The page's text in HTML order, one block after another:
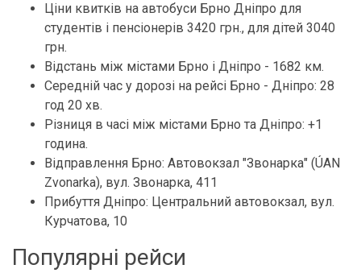
Ціни квитків на автобуси Брно Дніпро для
студентів і пенсіонерів 3420 грн., для дітей 3040
грн.
Відстань між містами Брно і Дніпро - 1682 км.
Середній час у дорозі на рейсі Брно - Дніпро: 28
год 20 хв.
Різниця в часі між містами Брно та Дніпро: +1
година.
Відправлення Брно: Автовокзал "Звонарка" (ÚAN
Zvonarka), вул. Звонарка, 411
Прибуття Дніпро: Центральний автовокзал, вул.
Курчатова, 10
Популярні рейси